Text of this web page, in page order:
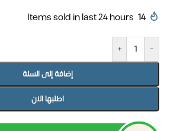
14
Items sold in last 24 hours
-
+
إضافة إلى السلة
اطلبها الان